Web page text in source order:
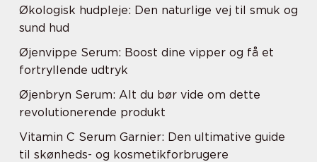
Økologisk hudpleje: Den naturlige vej til smuk og
sund hud
Øjenvippe Serum: Boost dine vipper og få et
fortryllende udtryk
Øjenbryn Serum: Alt du bør vide om dette
revolutionerende produkt
Vitamin C Serum Garnier: Den ultimative guide
til skønheds- og kosmetikforbrugere